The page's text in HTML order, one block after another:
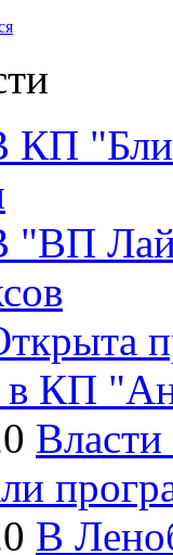
КП
"ВП
в КП
В